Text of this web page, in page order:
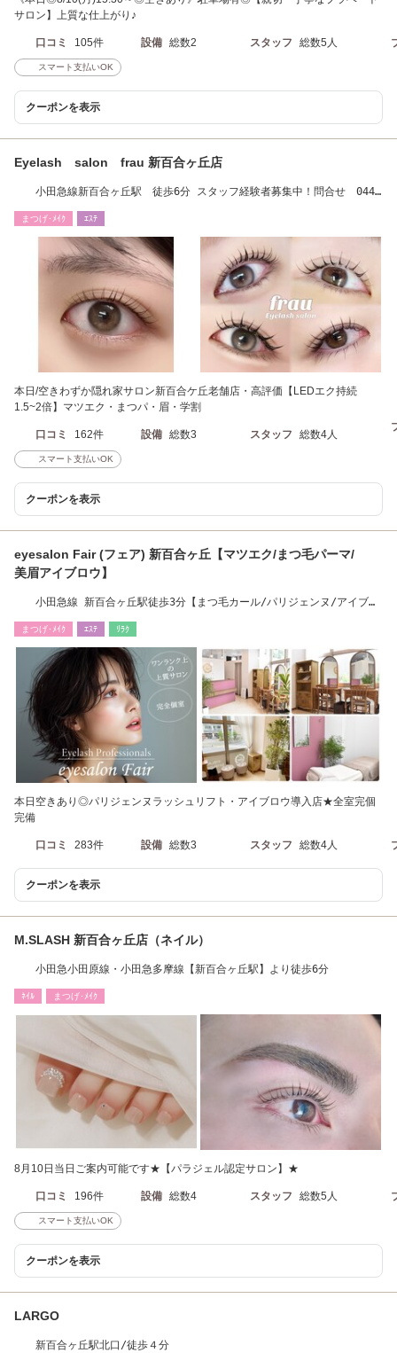
サロン】上質な仕上がり♪
口コミ 105件 設備 総数2 スタッフ 総数5人
スマート支払いOK
クーポンを表示
Eyelash salon frau 新百合ヶ丘店
小田急線新百合ヶ丘駅 徒歩6分 スタッフ経験者募集中！問合せ 044-
まつげ･ﾒｲｸ ｴｽﾃ
本日/空きわずか隠れ家サロン新百合ケ丘老舗店・高評価【LEDエク持続
1.5~2倍】マツエク・まつパ・眉・学割
口コミ 162件 設備 総数3 スタッフ 総数4人
スマート支払いOK
クーポンを表示
eyesalon Fair (フェア) 新百合ヶ丘【マツエク/まつ毛パーマ/
美眉アイブロウ】
小田急線 新百合ヶ丘駅徒歩3分【まつ毛カール/パリジェンヌ/アイブロ
まつげ･ﾒｲｸ ｴｽﾃ ﾘﾗｸ
本日空きあり◎パリジェンヌラッシュリフト・アイブロウ導入店★全室完個
完備
口コミ 283件 設備 総数3 スタッフ 総数4人
クーポンを表示
M.SLASH 新百合ヶ丘店（ネイル）
小田急小田原線・小田急多摩線【新百合ヶ丘駅】より徒歩6分
ﾈｲﾙ まつげ･ﾒｲｸ
8月10日当日ご案内可能です★【パラジェル認定サロン】★
口コミ 196件 設備 総数4 スタッフ 総数5人
スマート支払いOK
クーポンを表示
LARGO
新百合ヶ丘駅北口/徒歩４分